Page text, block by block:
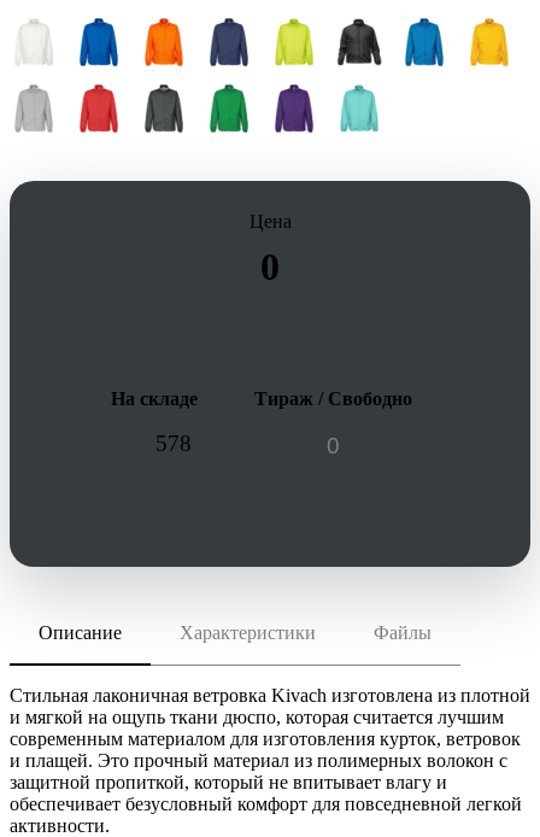
Цена
0
На складе Тираж / Свободно
578
Описание
Стильная лаконичная ветровка Kivach изготовлена из плотной
и мягкой на ощупь ткани дюспо, которая считается лучшим
современным материалом для изготовления курток, ветровок
и плащей. Это прочный материал из полимерных волокон с
защитной пропиткой, который не впитывает влагу и
обеспечивает безусловный комфорт для повседневной легкой
активности.
Характеристики
РАЗМЕР ТОВАРА
полиэстер 100%, плотность 72 г/м²; дюспо
ТРАНСПОРТНАЯ УПАКОВКА
42.0x56.0x25.0 см
ИНДИВИДУАЛЬНАЯ УПАКОВКА
ВИДЫ НАНЕСЕНИЯ
Файлы
скачать (pdf)
Инструкция по сохранению pdf из Corel Draw
Инструкция по сохранению pdf из Adobe Illustrator